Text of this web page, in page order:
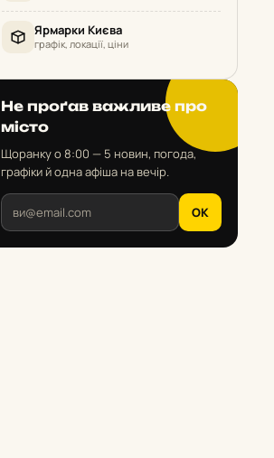
Ярмарки Києва
графік, локації, ціни
Не проґав важливе про
місто
Щоранку о 8:00 — 5 новин, погода,
графіки й одна афіша на вечір.
OK